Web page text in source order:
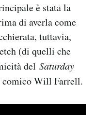
è stata la
di averla come
tuttavia,
(di quelli che
del Saturday
comico Will Farrell.